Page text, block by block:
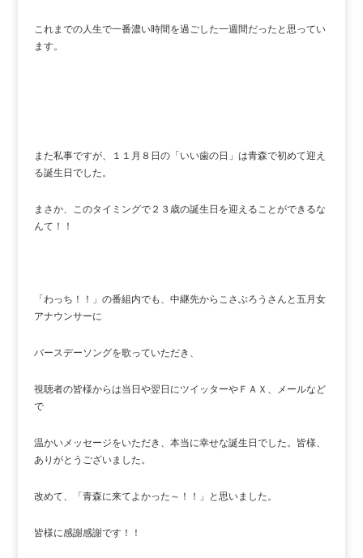
これまでの人生で一番濃い時間を過ごした一週間だったと思ってい
ます。
また私事ですが、１１月８日の「いい歯の日」は青森で初めて迎え
る誕生日でした。
まさか、このタイミングで２３歳の誕生日を迎えることができるな
んて！！
「わっち！！」の番組内でも、中継先からこさぶろうさんと五月女
アナウンサーに
バースデーソングを歌っていただき、
視聴者の皆様からは当日や翌日にツイッターやＦＡＸ、メールなど
で
温かいメッセージをいただき、本当に幸せな誕生日でした。皆様、
ありがとうございました。
改めて、「青森に来てよかった～！！」と思いました。
皆様に感謝感謝です！！